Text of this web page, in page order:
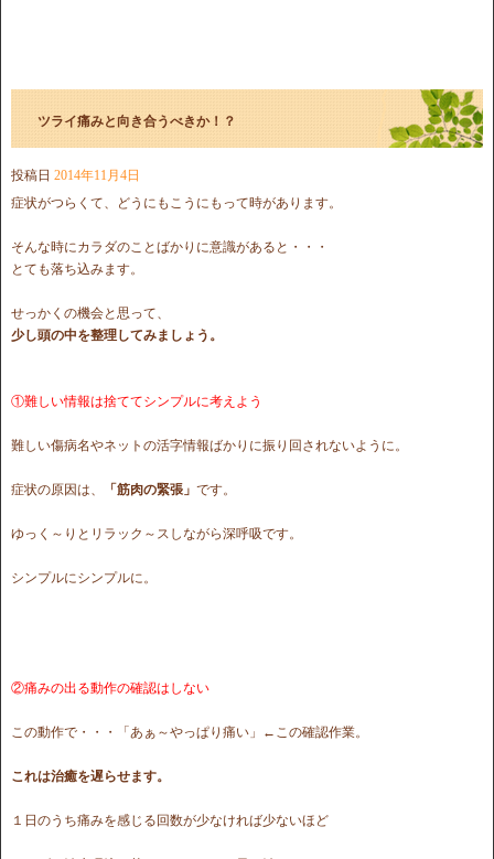
ツライ痛みと向き合うべきか！？
投稿日 2014年11月4日
症状がつらくて、どうにもこうにもって時があります。
そんな時にカラダのことばかりに意識があると・・・
とても落ち込みます。
せっかくの機会と思って、
少し頭の中を整理してみましょう。
①難しい情報は捨ててシンプルに考えよう
難しい傷病名やネットの活字情報ばかりに振り回されないように。
症状の原因は、 「筋肉の緊張」 です。
ゆっく～りとリラック～スしながら深呼吸です。
シンプルにシンプルに。
②痛みの出る動作の確認はしない
この動作で・・・「あぁ～やっぱり痛い」←この確認作業。
これは治癒を遅らせます。
１日のうち痛みを感じる回数が少なければ少ないほど